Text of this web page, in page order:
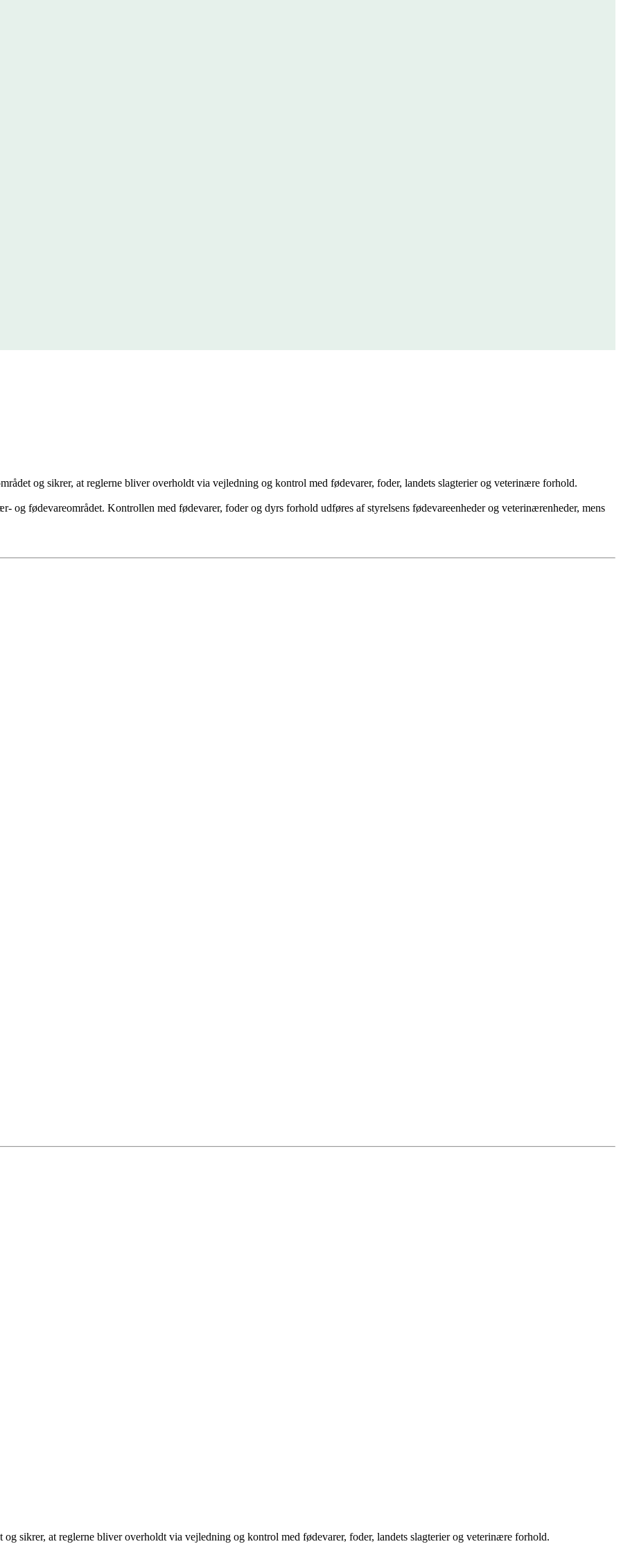
og sikrer, at reglerne bliver overholdt via vejledning og kontrol med fødevarer, foder, landets slagterier og veterinære forhold.
og fødevareområdet. Kontrollen med fødevarer, foder og dyrs forhold udføres af styrelsens fødevareenheder og veterinærenheder, mens
sikrer, at reglerne bliver overholdt via vejledning og kontrol med fødevarer, foder, landets slagterier og veterinære forhold.